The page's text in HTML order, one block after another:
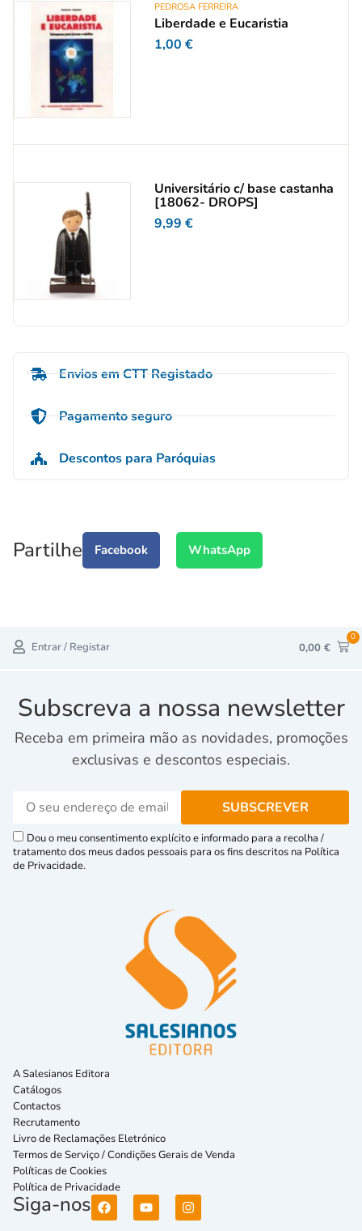
PEDROSA FERREIRA
Liberdade e Eucaristia
1,00 €
Universitário c/ base castanha
[18062- DROPS]
9,99 €
Envios em CTT Registado
Pagamento seguro
Descontos para Paróquias
Partilhe Facebook WhatsApp
Entrar / Registar 0,00 €
0
Subscreva a nossa newsletter
Receba em primeira mão as novidades, promoções
exclusivas e descontos especiais.
Dou o meu consentimento explícito e informado para a recolha /
tratamento dos meus dados pessoais para os fins descritos na Política
de Privacidade.
A Salesianos Editora
Catálogos
Contactos
Recrutamento
Livro de Reclamações Eletrónico
Termos de Serviço / Condições Gerais de Venda
Políticas de Cookies
Política de Privacidade
Siga-nos